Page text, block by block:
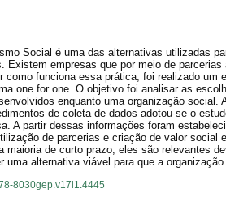
Social é uma das alternativas utilizadas
Existem empresas que por meio de
como funciona essa prática, foi realizado um
one for one. O objetivo foi analisar as
enquanto uma organização
de coleta de dados adotou-se o
A partir dessas informações foram
de parcerias e criação de valor
maioria de curto prazo, eles são relevantes
uma alternativa viável para que a
8030gep.v17i1.4445